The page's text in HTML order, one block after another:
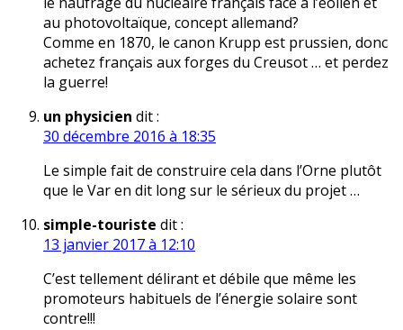
au photovoltaïque, concept allemand?
Comme en 1870, le canon Krupp est prussien, donc
achetez français aux forges du Creusot … et perdez
la guerre!
un physicien dit :
30 décembre 2016 à 18:35
Le simple fait de construire cela dans l’Orne plutôt
que le Var en dit long sur le sérieux du projet …
simple-touriste dit :
13 janvier 2017 à 12:10
C’est tellement délirant et débile que même les
promoteurs habituels de l’énergie solaire sont
contre!!!